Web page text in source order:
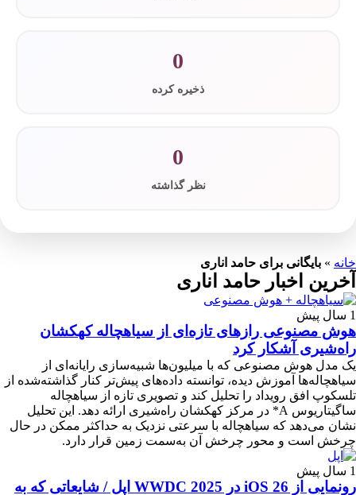
0
ذخیره کرده
0
نظر گذاشته
خانه » بایگانی برای حامد اناری
آخرین اخبار حامد اناری
1 سال پیش
هوش مصنوعی رازهای تازه‌ای از سیاهچاله کهکشان
راه‌شیری آشکار کرد
یک مدل هوش مصنوعی که با میلیون‌ها شبیه‌سازی رایانه‌ای از
سیاهچاله‌ها آموزش دیده، توانسته داده‌های پیش‌تر کنار گذاشته‌شده از
تلسکوپ افق رویداد را تحلیل کند و تصویری تازه از سیاهچاله
ساگیتاریوس A* در مرکز کهکشان راه‌شیری ارائه دهد. این تحلیل
نشان می‌دهد که سیاهچاله با سرعتی نزدیک به حداکثر ممکن در حال
چرخش است و محور چرخش آن به‌سمت زمین قرار دارد.
1 سال پیش
رونمایی از iOS 26 در WWDC 2025 اپل / شایعاتی که به